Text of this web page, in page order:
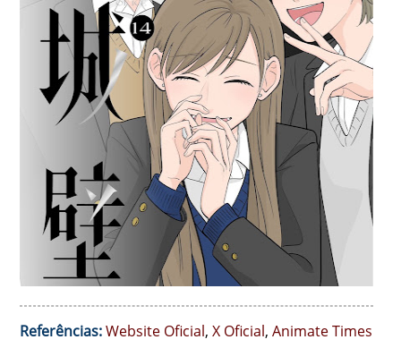
Referências:Website Oficial, X Oficial, Animate Times